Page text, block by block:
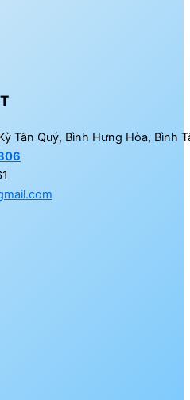
Tân Quý, Bình Hưng Hòa, Bình